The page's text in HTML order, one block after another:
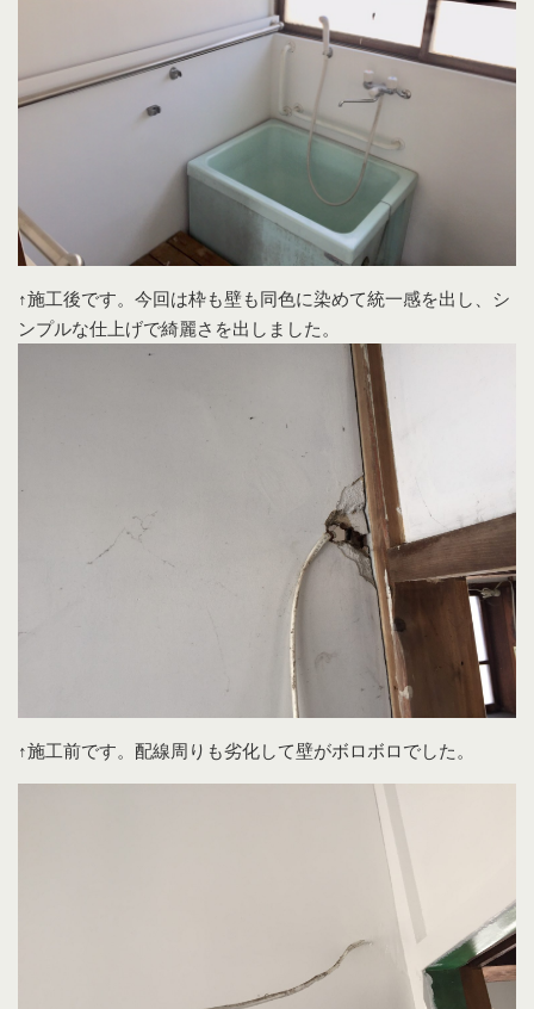
↑施工後です。今回は枠も壁も同色に染めて統一感を出し、シ
ンプルな仕上げで綺麗さを出しました。
↑施工前です。配線周りも劣化して壁がボロボロでした。